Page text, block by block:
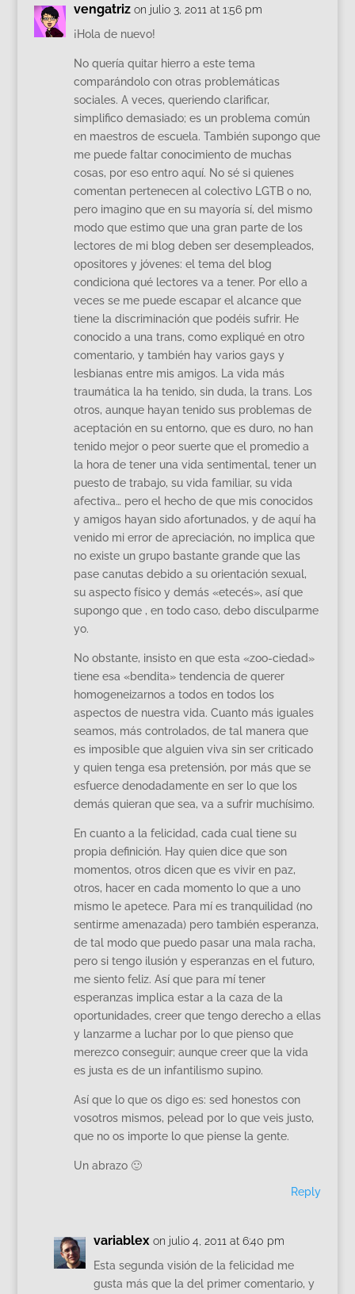
vengatriz on julio 3, 2011 at 1:56 pm
¡Hola de nuevo!
No quería quitar hierro a este tema
comparándolo con otras problemáticas
sociales. A veces, queriendo clarificar,
simplifico demasiado; es un problema común
en maestros de escuela. También supongo que
me puede faltar conocimiento de muchas
cosas, por eso entro aquí. No sé si quienes
comentan pertenecen al colectivo LGTB o no,
pero imagino que en su mayoría sí, del mismo
modo que estimo que una gran parte de los
lectores de mi blog deben ser desempleados,
opositores y jóvenes: el tema del blog
condiciona qué lectores va a tener. Por ello a
veces se me puede escapar el alcance que
tiene la discriminación que podéis sufrir. He
conocido a una trans, como expliqué en otro
comentario, y también hay varios gays y
lesbianas entre mis amigos. La vida más
traumática la ha tenido, sin duda, la trans. Los
otros, aunque hayan tenido sus problemas de
aceptación en su entorno, que es duro, no han
tenido mejor o peor suerte que el promedio a
la hora de tener una vida sentimental, tener un
puesto de trabajo, su vida familiar, su vida
afectiva… pero el hecho de que mis conocidos
y amigos hayan sido afortunados, y de aquí ha
venido mi error de apreciación, no implica que
no existe un grupo bastante grande que las
pase canutas debido a su orientación sexual,
su aspecto físico y demás «etecés», así que
supongo que , en todo caso, debo disculparme
yo.
No obstante, insisto en que esta «zoo-ciedad»
tiene esa «bendita» tendencia de querer
homogeneizarnos a todos en todos los
aspectos de nuestra vida. Cuanto más iguales
seamos, más controlados, de tal manera que
es imposible que alguien viva sin ser criticado
y quien tenga esa pretensión, por más que se
esfuerce denodadamente en ser lo que los
demás quieran que sea, va a sufrir muchísimo.
En cuanto a la felicidad, cada cual tiene su
propia definición. Hay quien dice que son
momentos, otros dicen que es vivir en paz,
otros, hacer en cada momento lo que a uno
mismo le apetece. Para mí es tranquilidad (no
sentirme amenazada) pero también esperanza,
de tal modo que puedo pasar una mala racha,
pero si tengo ilusión y esperanzas en el futuro,
me siento feliz. Así que para mí tener
esperanzas implica estar a la caza de la
oportunidades, creer que tengo derecho a ellas
y lanzarme a luchar por lo que pienso que
merezco conseguir; aunque creer que la vida
es justa es de un infantilismo supino.
Así que lo que os digo es: sed honestos con
vosotros mismos, pelead por lo que veis justo,
que no os importe lo que piense la gente.
Un abrazo 🙂
Reply
variablex on julio 4, 2011 at 6:40 pm
Esta segunda visión de la felicidad me
gusta más que la del primer comentario, y